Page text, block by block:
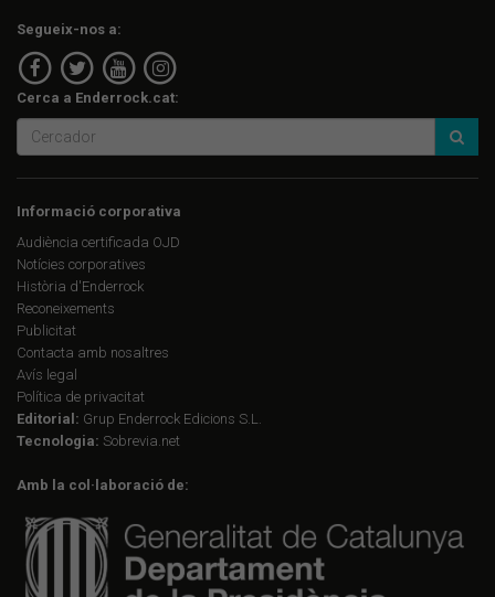
Segueix-nos a:
Cerca a Enderrock.cat:
Informació corporativa
Audiència certificada OJD
Notícies corporatives
Història d'Enderrock
Reconeixements
Publicitat
Contacta amb nosaltres
Avís legal
Política de privacitat
Editorial: Grup Enderrock Edicions S.L.
Tecnologia: Sobrevia.net
Amb la col·laboració de: